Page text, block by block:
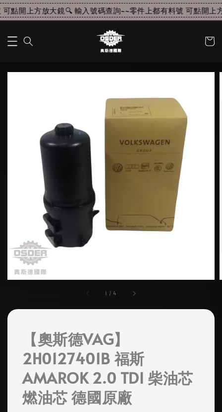
點開上方放大鏡🔍 輸入號碼查詢~~零件上都有料號 可點開上
1 /4
【奧斯德VAG】
2H0127401B 福斯
AMAROK 2.0 TDI 柴油芯
燃油芯 德國原廠